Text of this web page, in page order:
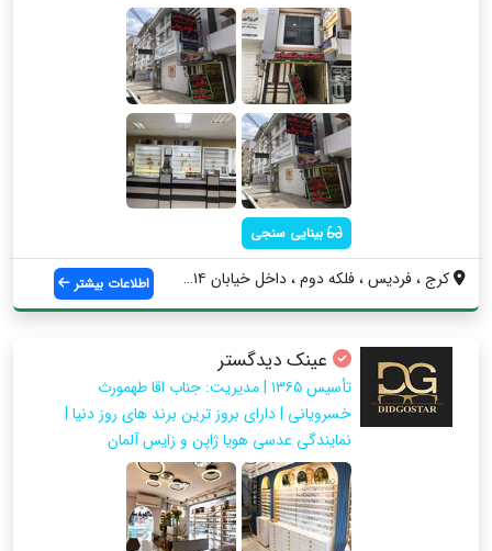
بینایی سنجی
کرج ، فردیس ، فلکه دوم ، داخل خیابان ۱۴ ... اطلاعات بیشتر
عینک دیدگستر
تأسیس ١٣٦٥ | مدیریت: جناب اقا طهمورث
خسرویانی | دارای بروز ترین برند های روز دنیا |
نمایندگی عدسی هویا ژاپن و زایس آلمان